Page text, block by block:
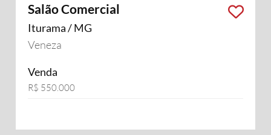
Salão Comercial
Iturama / MG
Veneza
Venda
R$ 550.000